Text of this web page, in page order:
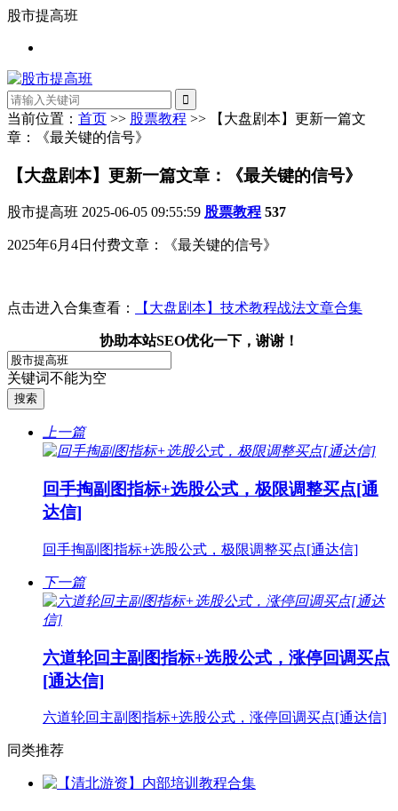
股市提高班
当前位置： 首页 >> 股票教程 >> 【大盘剧本】更新一篇文
章：《最关键的信号》
【大盘剧本】更新一篇文章：《最关键的信号》
股市提高班 2025-06-05 09:55:59 股票教程 537
2025年6月4日付费文章：《最关键的信号》
点击进入合集查看： 【大盘剧本】技术教程战法文章合集
协助本站SEO优化一下，谢谢！
关键词不能为空
上一篇
回手掏副图指标+选股公式，极限调整买点[通
达信]
回手掏副图指标+选股公式，极限调整买点[通达信]
下一篇
六道轮回主副图指标+选股公式，涨停回调买点
[通达信]
六道轮回主副图指标+选股公式，涨停回调买点[通达信]
同类推荐